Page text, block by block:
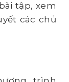
tập, xem
các chủ